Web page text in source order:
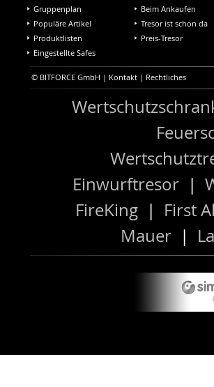
Gruppenplan
Populäre Artikel
Produktlisten
Eingestellte Safes
Beim Ankaufen
Tresor ist schon da
Preis-Tresor
© BITFORCE GmbH | Kontakt | Rechtliches
Einwurftresor|
FireKing | First
Mauer |